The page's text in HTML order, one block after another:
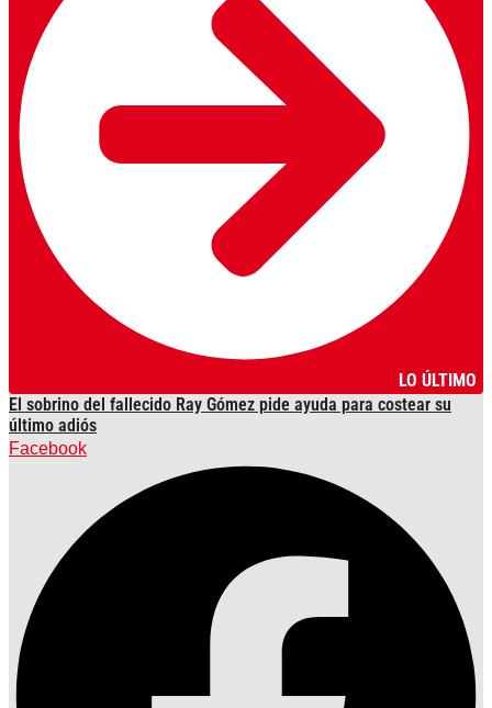
LO ÚLTIMO
El sobrino del fallecido Ray Gómez pide ayuda para costear su
último adiós
Facebook